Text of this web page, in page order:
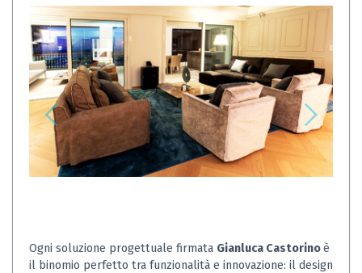
Ogni soluzione progettuale firmata Gianluca Castorinoè
il binomio perfetto tra funzionalità e innovazione: il design